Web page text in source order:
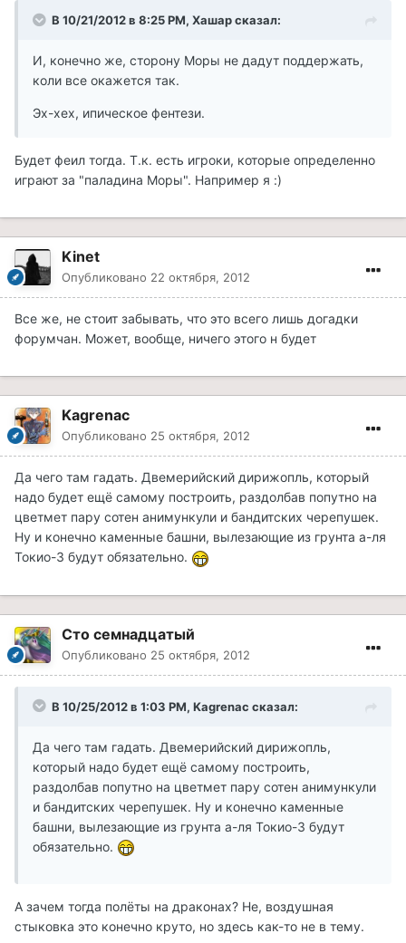
В 10/21/2012 в 8:25 PM, Хашар сказал:
И, конечно же, сторону Моры не дадут поддержать,
коли все окажется так.
Эх-хех, ипическое фентези.
Будет феил тогда. Т.к. есть игроки, которые определенно
играют за "паладина Моры". Например я :)
Kinet
Опубликовано 22 октября, 2012
Все же, не стоит забывать, что это всего лишь догадки
форумчан. Может, вообще, ничего этого н будет
Kagrenac
Опубликовано 25 октября, 2012
Да чего там гадать. Двемерийский дирижопль, который
надо будет ещё самому построить, раздолбав попутно на
цветмет пару сотен анимункули и бандитских черепушек.
Ну и конечно каменные башни, вылезающие из грунта а-ля
Токио-3 будут обязательно.
Сто семнадцатый
Опубликовано 25 октября, 2012
В 10/25/2012 в 1:03 PM, Kagrenac сказал:
Да чего там гадать. Двемерийский дирижопль,
который надо будет ещё самому построить,
раздолбав попутно на цветмет пару сотен анимункули
и бандитских черепушек. Ну и конечно каменные
башни, вылезающие из грунта а-ля Токио-3 будут
обязательно.
А зачем тогда полёты на драконах? Не, воздушная
стыковка это конечно круто, но здесь как-то не в тему.